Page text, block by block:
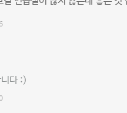
다 :)